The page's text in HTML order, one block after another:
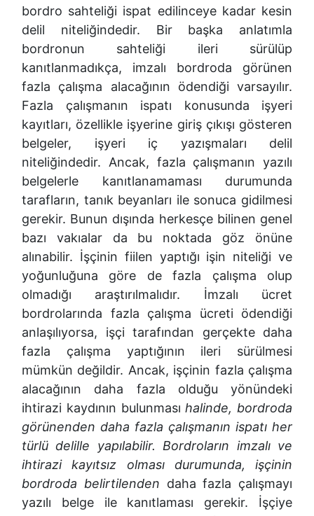
bordro sahteliği ispat edilinceye kadar kesin
delil niteliğindedir. Bir başka anlatımla
bordronun sahteliği ileri sürülüp
kanıtlanmadıkça, imzalı bordroda görünen
fazla çalışma alacağının ödendiği varsayılır.
Fazla çalışmanın ispatı konusunda işyeri
kayıtları, özellikle işyerine giriş çıkışı gösteren
belgeler, işyeri iç yazışmaları delil
niteliğindedir. Ancak, fazla çalışmanın yazılı
belgelerle kanıtlanamaması durumunda
tarafların, tanık beyanları ile sonuca gidilmesi
gerekir. Bunun dışında herkesçe bilinen genel
bazı vakıalar da bu noktada göz önüne
alınabilir. İşçinin fiilen yaptığı işin niteliği ve
yoğunluğuna göre de fazla çalışma olup
olmadığı araştırılmalıdır. İmzalı ücret
bordrolarında fazla çalışma ücreti ödendiği
anlaşılıyorsa, işçi tarafından gerçekte daha
fazla çalışma yaptığının ileri sürülmesi
mümkün değildir. Ancak, işçinin fazla çalışma
alacağının daha fazla olduğu yönündeki
ihtirazi kaydının bulunmasıhalinde, bordroda
görünenden daha fazla çalışmanın ispatı her
türlü delille yapılabilir. Bordroların imzalı ve
ihtirazi kayıtsız olması durumunda, işçinin
bordroda belirtilenden daha fazla çalışmayı
yazılı belge ile kanıtlaması gerekir. İşçiye